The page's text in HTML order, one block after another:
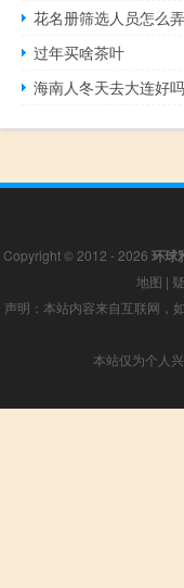
花名册筛选人员怎么弄
过年买啥茶叶
海南人冬天去大连好吗
Copyright © 2012 - 2026 环球
地图 |
声明：本站内容来自互联网，
本站仅为个人